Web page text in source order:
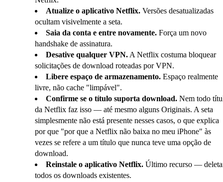
Atualize o aplicativo Netflix.Versões desatualizadas
ocultam visivelmente a seta.
Saia da conta e entre novamente.Força um novo
handshake de assinatura.
Desative qualquer VPN.A Netflix costuma bloquear
solicitações de download roteadas por VPN.
Libere espaço de armazenamento.Espaço realmente
livre, não cache "limpável".
Confirme se o título suporta download.Nem todo
da Netflix faz isso — até mesmo alguns Originais. A seta
simplesmente não está presente nesses casos, o que explica
por que "por que a Netflix não baixa no meu iPhone" às
vezes se refere a um título que nunca teve uma opção de
download.
Reinstale o aplicativo Netflix.Último recurso —
todos os downloads existentes.